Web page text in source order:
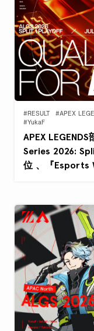
#RESULT #APEX
#YukaF
APEX
Series 2026:
位 、『Esports